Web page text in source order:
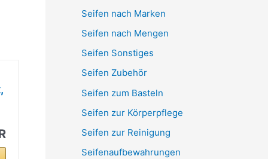
Seifen nach Marken
Seifen nach Mengen
Seifen Sonstiges
Seifen Zubehör
Seifen zum Basteln
Seifen zur Körperpflege
Seifen zur Reinigung
Seifenaufbewahrungen